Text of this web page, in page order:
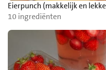
Eierpunch (makkelijk en
10 ingrediënten